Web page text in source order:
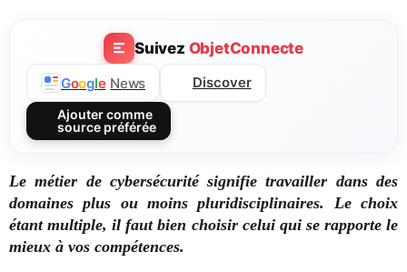
Suivez ObjetConnecte
Google News Discover
Ajouter comme
source préférée
Le métier de cybersécurité signifie travailler dans des
domaines plus ou moins pluridisciplinaires. Le choix
étant multiple, il faut bien choisir celui qui se rapporte le
mieux à vos compétences.